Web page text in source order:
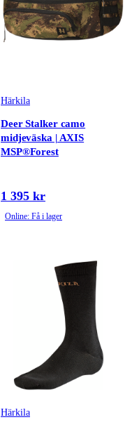
Härkila
Deer Stalker camo
midjeväska | AXIS
MSP®Forest
1 395 kr
Online: Få i lager
Härkila